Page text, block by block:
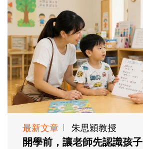
最新文章 朱思穎教授
開學前，讓老師先認識孩子